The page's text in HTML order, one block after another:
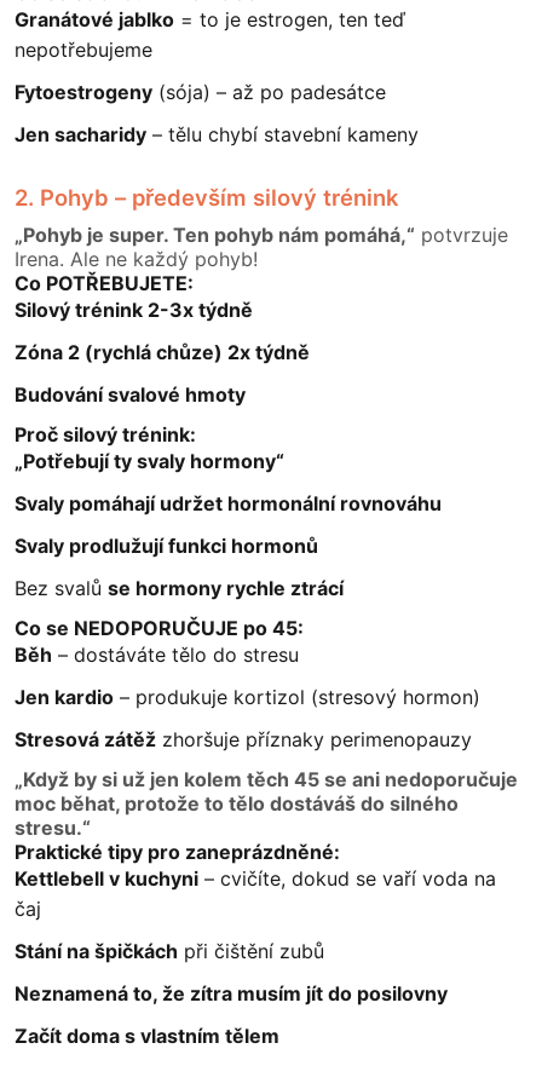
Granátové jablko = to je estrogen, ten teď
nepotřebujeme
Fytoestrogeny (sója) – až po padesátce
Jen sacharidy – tělu chybí stavební kameny
2. Pohyb – především silový trénink
„Pohyb je super. Ten pohyb nám pomáhá,“ potvrzuje
Irena. Ale ne každý pohyb!
Co POTŘEBUJETE:
Silový trénink 2-3x týdně
Zóna 2 (rychlá chůze) 2x týdně
Budování svalové hmoty
Proč silový trénink:
„Potřebují ty svaly hormony“
Svaly pomáhají udržet hormonální rovnováhu
Svaly prodlužují funkci hormonů
Bez svalů se hormony rychle ztrácí
Co se NEDOPORUČUJE po 45:
Běh – dostáváte tělo do stresu
Jen kardio – produkuje kortizol (stresový hormon)
Stresová zátěž zhoršuje příznaky perimenopauzy
„Když by si už jen kolem těch 45 se ani nedoporučuje
moc běhat, protože to tělo dostáváš do silného
stresu.“
Praktické tipy pro zaneprázdněné:
Kettlebell v kuchyni – cvičíte, dokud se vaří voda na
čaj
Stání na špičkách při čištění zubů
Neznamená to, že zítra musím jít do posilovny
Začít doma s vlastním tělem